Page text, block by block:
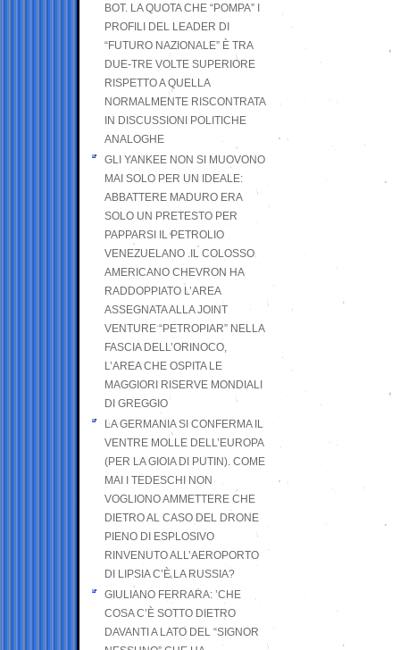
BOT. LA QUOTA CHE “POMPA” I
PROFILI DEL LEADER DI
“FUTURO NAZIONALE” È TRA
DUE-TRE VOLTE SUPERIORE
RISPETTO A QUELLA
NORMALMENTE RISCONTRATA
IN DISCUSSIONI POLITICHE
ANALOGHE
GLI YANKEE NON SI MUOVONO
MAI SOLO PER UN IDEALE:
ABBATTERE MADURO ERA
SOLO UN PRETESTO PER
PAPPARSI IL PETROLIO
VENEZUELANO .IL COLOSSO
AMERICANO CHEVRON HA
RADDOPPIATO L’AREA
ASSEGNATA ALLA JOINT
VENTURE “PETROPIAR” NELLA
FASCIA DELL’ORINOCO,
L’AREA CHE OSPITA LE
MAGGIORI RISERVE MONDIALI
DI GREGGIO
LA GERMANIA SI CONFERMA IL
VENTRE MOLLE DELL’EUROPA
(PER LA GIOIA DI PUTIN). COME
MAI I TEDESCHI NON
VOGLIONO AMMETTERE CHE
DIETRO AL CASO DEL DRONE
PIENO DI ESPLOSIVO
RINVENUTO ALL’AEROPORTO
DI LIPSIA C’È LA RUSSIA?
GIULIANO FERRARA: ’CHE
COSA C’È SOTTO DIETRO
DAVANTI A LATO DEL “SIGNOR